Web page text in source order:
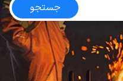
جستجو
4.8 از5| از102 کاربر